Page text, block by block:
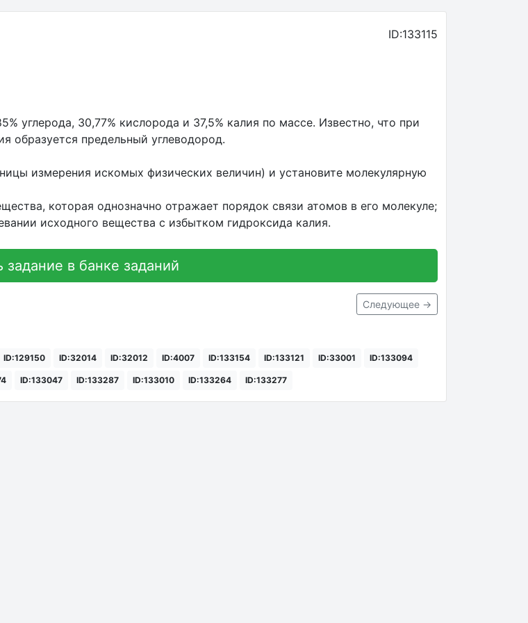
ID:133115
углерода, 30,77% кислорода и 37,5% калия по массе. Известно, что при
образуется предельный углеводород.
измерения искомых физических величин) и установите молекулярную
которая однозначно отражает порядок связи атомов в его молекуле;
исходного вещества с избытком гидроксида калия.
задание в банке заданий
Следующее →
ID:129150 ID:32014 ID:32012 ID:4007 ID:133154 ID:133121 ID:33001 ID:133094
ID:133047 ID:133287 ID:133010 ID:133264 ID:133277